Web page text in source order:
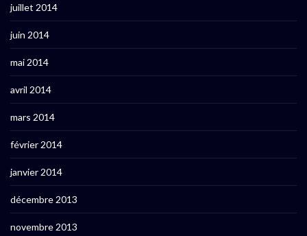
juillet 2014
juin 2014
mai 2014
avril 2014
mars 2014
février 2014
janvier 2014
décembre 2013
novembre 2013